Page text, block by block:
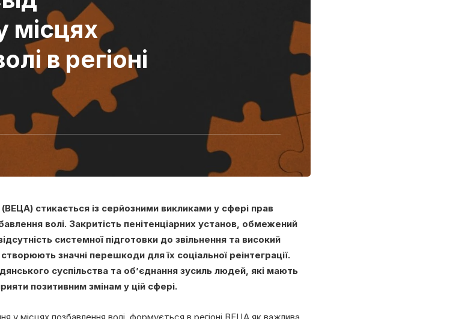
місцях
в регіоні
(ВЕЦА) стикається із серйозними викликами у сфері прав
волі. Закритість пенітенціарних установ, обмежений
системної підготовки до звільнення та високий
значні перешкоди для їх соціальної реінтеграції.
суспільства та об’єднання зусиль людей, які мають
позитивним змінам у цій сфері.